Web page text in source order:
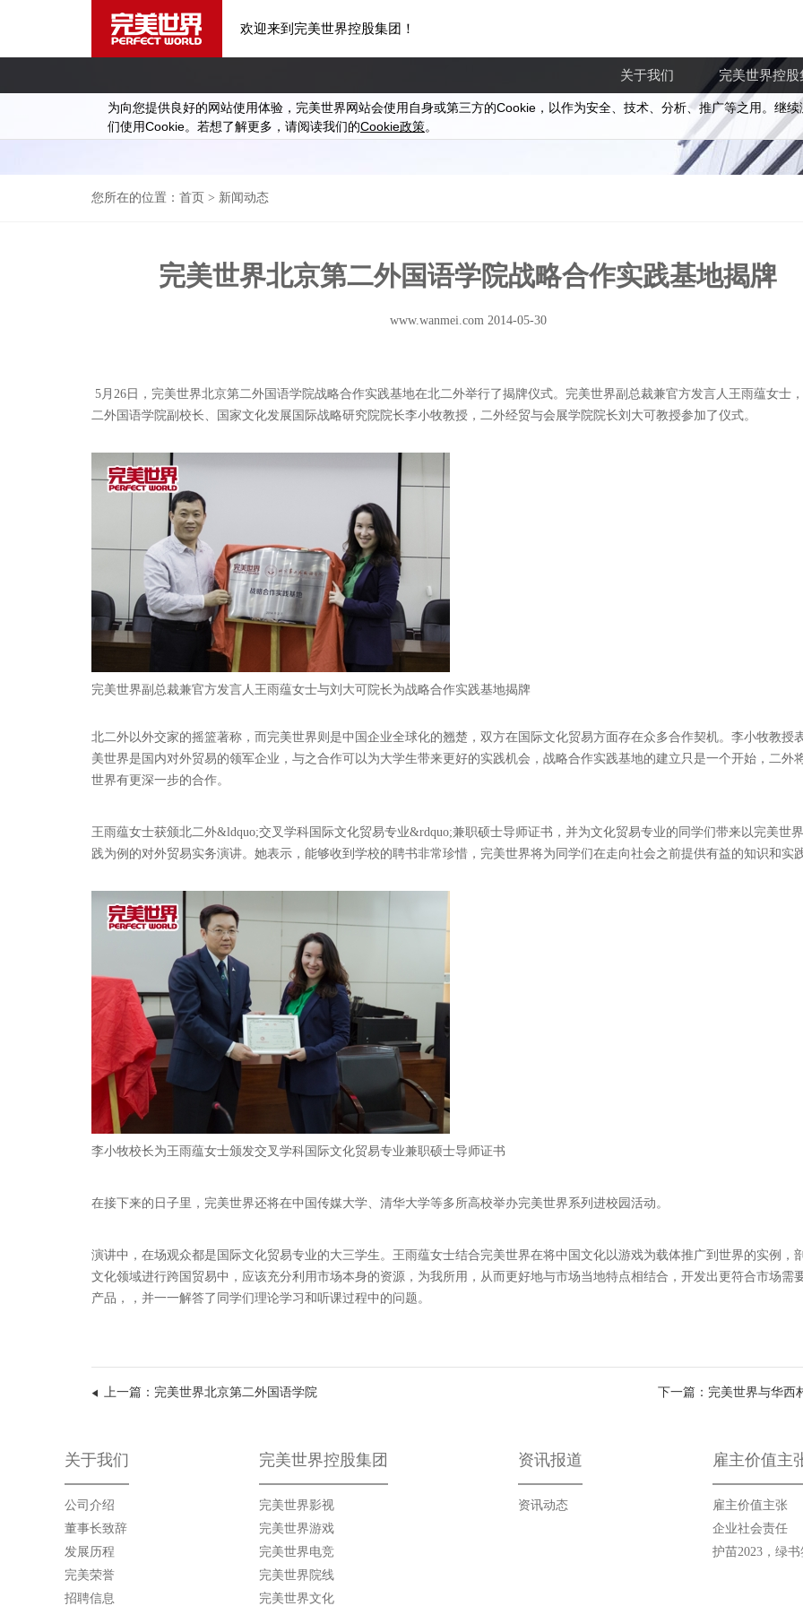
为向您提供良好的网站使用体验，完美世界网站会使用自身或第三方的Cookie ，以作为安全、技术、分析、推广等之用。继
们使用Cookie。若想了解更多，请阅读我们的Cookie政策。
欢迎来到完美世界控股集团！
关于我们 完美世界控股
您所在的位置： 首页 > 新闻动态
完美世界北京第二外国语学院战略合作实践基地揭牌
www.wanmei.com 2014-05-30
5月26日，完美世界北京第二外国语学院战略合作实践基地在北二外举行了揭牌仪式。完美世界副总裁兼官方发言人王雨蕴女士
二外国语学院副校长、国家文化发展国际战略研究院院长李小牧教授，二外经贸与会展学院院长刘大可教授参加了仪式。
完美世界副总裁兼官方发言人王雨蕴女士与刘大可院长为战略合作实践基地揭牌
北二外以外交家的摇篮著称，而完美世界则是中国企业全球化的翘楚，双方在国际文化贸易方面存在众多合作契机。李小牧教授
美世界是国内对外贸易的领军企业，与之合作可以为大学生带来更好的实践机会，战略合作实践基地的建立只是一个开始，二外
世界有更深一步的合作。
王雨蕴女士获颁北二外&ldquo;交叉学科国际文化贸易专业&rdquo;兼职硕士导师证书，并为文化贸易专业的同学们带来以完美世
践为例的对外贸易实务演讲。她表示，能够收到学校的聘书非常珍惜，完美世界将为同学们在走向社会之前提供有益的知识和实践
李小牧校长为王雨蕴女士颁发交叉学科国际文化贸易专业兼职硕士导师证书
在接下来的日子里，完美世界还将在中国传媒大学、清华大学等多所高校举办完美世界系列进校园活动。
演讲中，在场观众都是国际文化贸易专业的大三学生。王雨蕴女士结合完美世界在将中国文化以游戏为载体推广到世界的实例，
文化领域进行跨国贸易中，应该充分利用市场本身的资源，为我所用，从而更好地与市场当地特点相结合，开发出更符合市场需
产品，，并一一解答了同学们理论学习和听课过程中的问题。
下一篇：完美世界与华西
上一篇：完美世界北京第二外国语学院